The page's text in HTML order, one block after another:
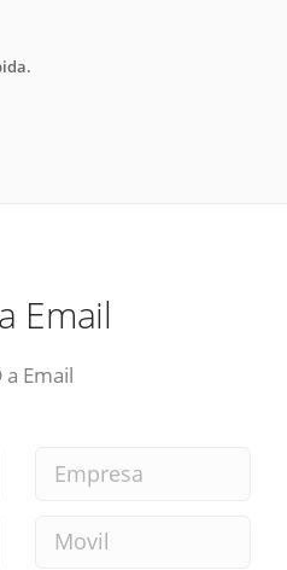
Email
Email